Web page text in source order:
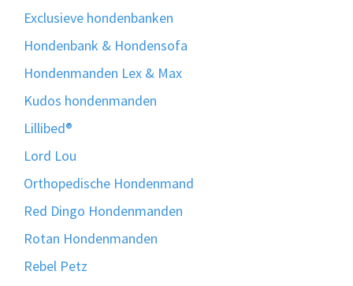
Exclusieve hondenbanken
Hondenbank & Hondensofa
Hondenmanden Lex & Max
Kudos hondenmanden
Lillibed®
Lord Lou
Orthopedische Hondenmand
Red Dingo Hondenmanden
Rotan Hondenmanden
Rebel Petz